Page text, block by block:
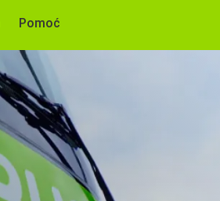
Pomoć